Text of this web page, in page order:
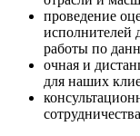
проведение
исполнителей
работы по
очная и
для наших
Заполярный
Заречный
Звенигород
Зеленоград